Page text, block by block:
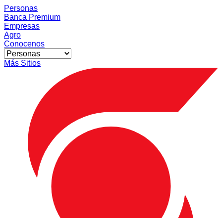
Personas
Banca Premium
Empresas
Agro
Conocenos
Más Sitios